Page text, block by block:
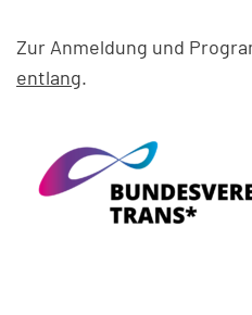
Zur Anmeldung und
entlang.